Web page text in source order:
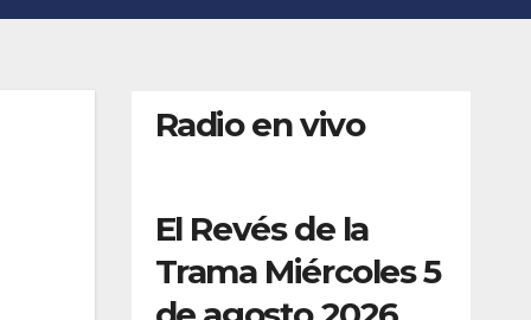
Radio en vivo
El Revés de la
Trama Miércoles 5